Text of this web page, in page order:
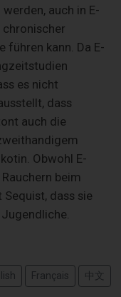
auch in E-
führen kann. Da E-
es nicht
dass
auch die
Obwohl E-
beim
dass sie
Français 中文